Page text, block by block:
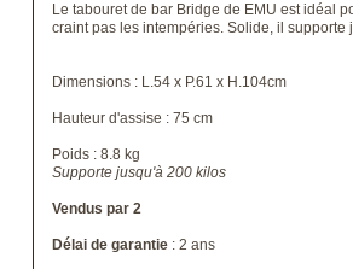
Le tabouret de bar Bridge de EMU est idéal
craint pas les intempéries. Solide, il
Dimensions : L.54 x P.61 x H.104cm
Hauteur d'assise : 75 cm
Poids : 8.8 kg
Supporte jusqu'à 200 kilos
Vendus par 2
Délai de garantie : 2 ans